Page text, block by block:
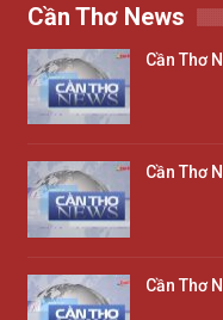
Cần Thơ News
Cần Thơ
Cần Thơ
Cần Thơ